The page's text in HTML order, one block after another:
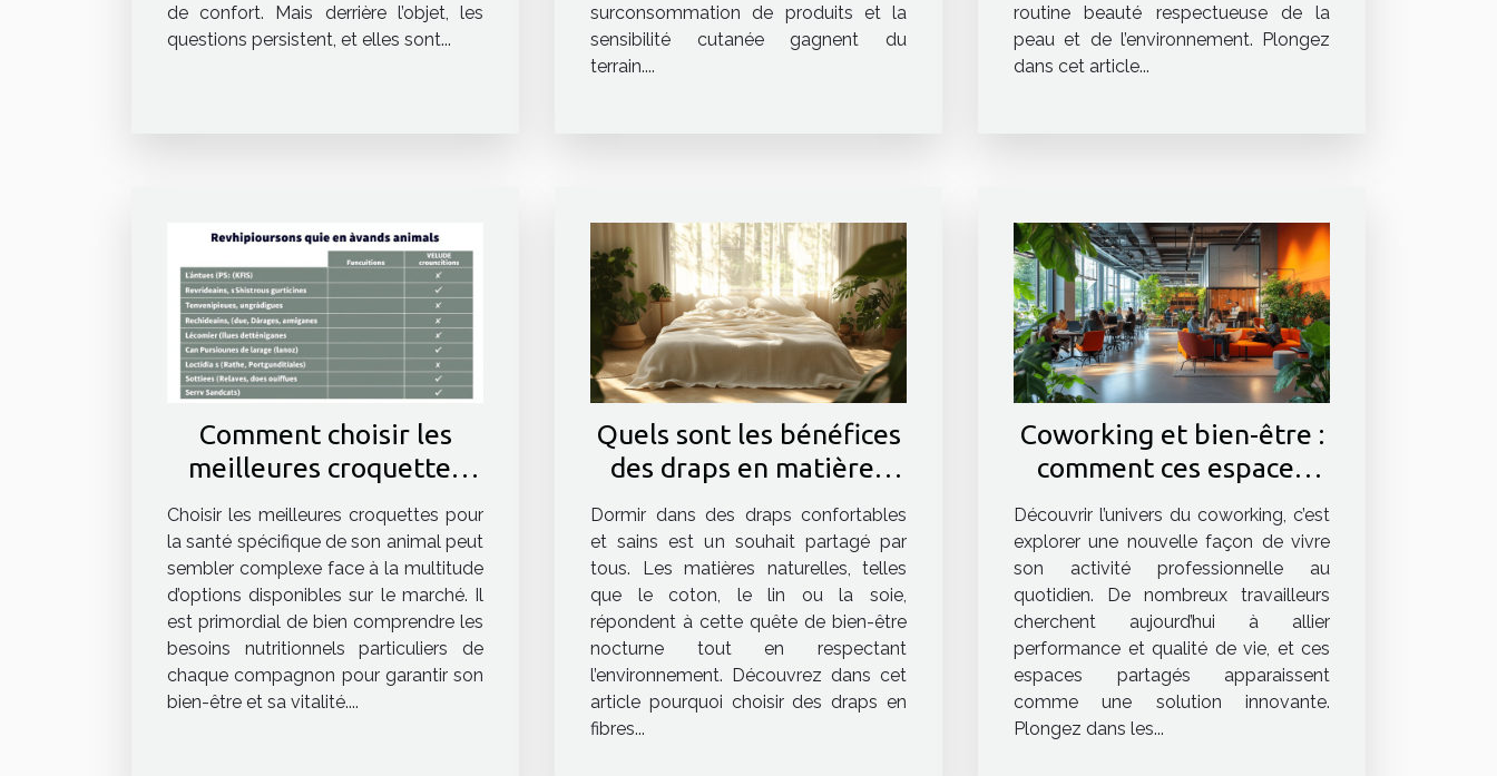
de confort. Mais derrière l’objet, les
questions persistent, et elles sont...
surconsommation de produits et la
sensibilité cutanée gagnent du
terrain....
routine beauté respectueuse de la
peau et de l’environnement. Plongez
dans cet article...
Comment choisir les
meilleures croquettes
pour la santé spécifique
de votre animal ?
Choisir les meilleures croquettes pour
la santé spécifique de son animal peut
sembler complexe face à la multitude
d’options disponibles sur le marché. Il
est primordial de bien comprendre les
besoins nutritionnels particuliers de
chaque compagnon pour garantir son
bien-être et sa vitalité....
Quels sont les bénéfices
des draps en matières
naturelles ?
Dormir dans des draps confortables
et sains est un souhait partagé par
tous. Les matières naturelles, telles
que le coton, le lin ou la soie,
répondent à cette quête de bien-être
nocturne tout en respectant
l’environnement. Découvrez dans cet
article pourquoi choisir des draps en
fibres...
Coworking et bien-être :
comment ces espaces
améliorent la qualité de
vie au travail
Découvrir l’univers du coworking, c’est
explorer une nouvelle façon de vivre
son activité professionnelle au
quotidien. De nombreux travailleurs
cherchent aujourd’hui à allier
performance et qualité de vie, et ces
espaces partagés apparaissent
comme une solution innovante.
Plongez dans les...